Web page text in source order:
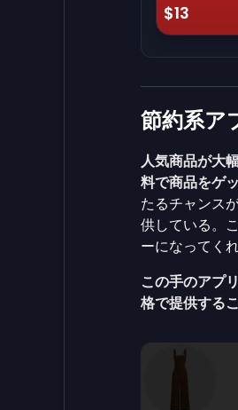
$13
節約系ア
人気商品が大
料で商品をゲ
たるチャンス
供している。
ーになってく
この手のアプ
格で提供するこ